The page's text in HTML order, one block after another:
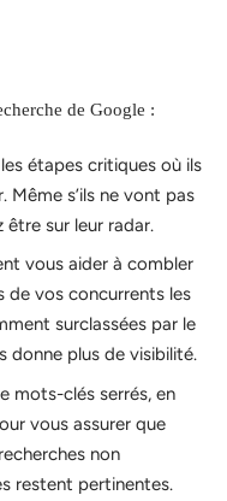
de Google :
étapes critiques où ils
Même s’ils ne vont pas
sur leur radar.
vous aider à combler
de vos concurrents les
surclassées par le
donne plus de visibilité.
mots-clés serrés, en
vous assurer que
non
restent pertinentes.